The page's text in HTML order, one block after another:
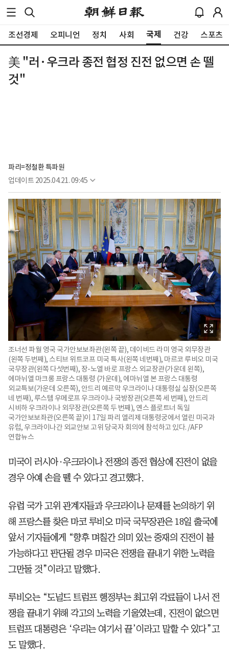
조선경제 오피니언 정치 사회 국제 건강 스포츠
美 "러·우크라 종전 협정 진전 없으면 손 뗄
것"
파리=정철환 특파원
업데이트 2025.04.21. 09:45
조너선 파월 영국 국가안보보좌관(왼쪽 끝), 데이비드 라미 영국 외무장관
(왼쪽 두번째), 스티브 위트코프 미국 특사(왼쪽 네번째), 마르코 루비오 미국
국무장관(왼쪽 다섯번째), 장-노엘 바로 프랑스 외교장관(가운데 왼쪽),
에마뉘엘 마크롱 프랑스 대통령 (가운데), 에마뉘엘 본 프랑스 대통령
외교특보(가운데 오른쪽), 안드리 예르막 우크라이나 대통령실 실장(오른쪽
네 번째), 루스템 우메로프 우크라이나 국방장관(오른쪽 세 번째), 안드리
시비하 우크라이나 외무장관(오른쪽 두 번째), 옌스 플로트너 독일
국가안보보좌관(오른쪽 끝)이 17일 파리 엘리제 대통령궁에서 열린 미국과
유럽, 우크라이나간 외교안보 고위 당국자 회의에 참석하고 있다. /AFP
연합뉴스
미국이 러시아·우크라이나 전쟁의 종전 협상에 진전이 없을
경우 아예 손을 뗄 수 있다고 경고했다.
유럽 국가 고위 관계자들과 우크라이나 문제를 논의하기 위
해 프랑스를 찾은 마코 루비오 미국 국무장관은 18일 출국에
앞서 기자들에게 “향후 며칠간 의미 있는 중재의 진전이 불
가능하다고 판단될 경우 미국은 전쟁을 끝내기 위한 노력을
그만둘 것”이라고 말했다.
루비오는 “도널드 트럼프 행정부는 최고위 각료들이 나서 전
쟁을 끝내기 위해 각고의 노력을 기울였는데, 진전이 없으면
트럼프 대통령은 ‘우리는 여기서 끝’이라고 말할 수 있다”고
도 말했다.